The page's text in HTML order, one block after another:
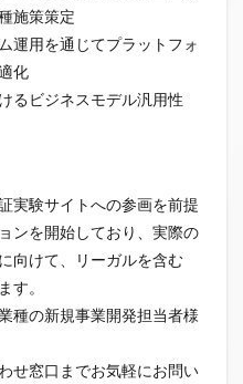
施策策定
運用を通じてプラットフォ
化
るビジネスモデル汎用性
実験サイトへの参画を前提
ンを開始しており、実際の
向けて、リーガルを含む
す。
種の新規事業開発担当者様
せ窓口までお気軽にお問い